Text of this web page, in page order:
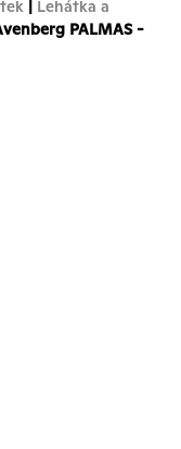
| Lehátka a
PALMAS -